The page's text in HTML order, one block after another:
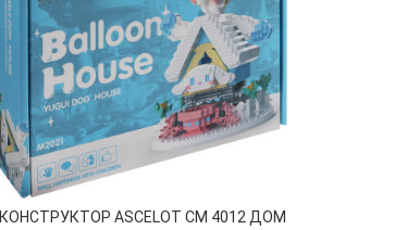
КОНСТРУКТОР ASCELOT СM 4012 ДОМ